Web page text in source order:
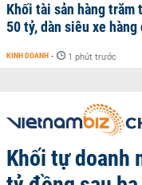
Khối tài sản hàng trăm
50 tỷ, dàn siêu xe
KINH DOANH - 1 phút trước
Khối tự doanh